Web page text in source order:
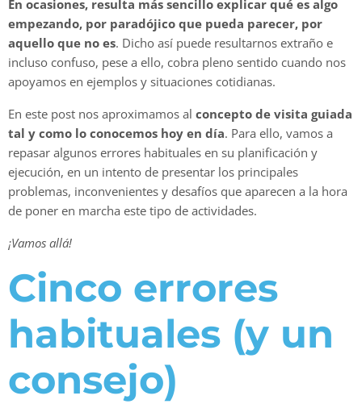
En ocasiones, resulta más sencillo explicar qué es algo
empezando, por paradójico que pueda parecer, por
aquello que no es. Dicho así puede resultarnos extraño e
incluso confuso, pese a ello, cobra pleno sentido cuando nos
apoyamos en ejemplos y situaciones cotidianas.
En este post nos aproximamos al concepto de visita guiada
tal y como lo conocemos hoy en día. Para ello, vamos a
repasar algunos errores habituales en su planificación y
ejecución, en un intento de presentar los principales
problemas, inconvenientes y desafíos que aparecen a la hora
de poner en marcha este tipo de actividades.
¡Vamos allá!
Cinco errores
habituales (y un
consejo)